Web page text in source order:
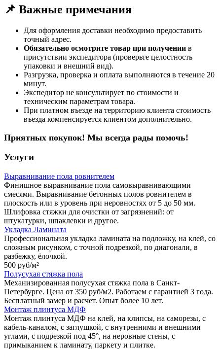
📌 Важные примечания
Для оформления доставки необходимо предоставить
точный адрес.
Обязательно осмотрите товар при получении в
присутствии экспедитора (проверьте целостность
упаковки и внешний вид).
Разгрузка, проверка и оплата выполняются в течение 20
минут.
Экспедитор не консультирует по стоимости и
техническим параметрам товара.
При платном въезде на территорию клиента стоимость
въезда компенсируется клиентом дополнительно.
Приятных покупок! Мы всегда рады помочь!
Услуги
Выравнивание пола ровнителем
Финишное выравнивание пола самовыравнивающими
смесями. Выравнивание бетонных полов ровнителем в
плоскость или в уровень при неровностях от 5 до 50 мм.
Шлифовка стяжки для очистки от загрязнений: от
штукатурки, шпаклевки и другое.
Укладка Ламината
Профессиональная укладка ламината на подложку, на клей, со
сложным рисунком, с точной подрезкой, по диагонали, в
разбежку, ёлочкой.
500 руб/м²
Полусухая стяжка пола
Механизированная полусухая стяжка пола в Санкт-
Петербурге. Цена от 350 руб/м2. Работаем с гарантией 3 года.
Бесплатный замер и расчет. Опыт более 10 лет.
Монтаж плинтуса МДФ
Монтаж плинтуса МДФ на клей, на клипсы, на саморезы, с
кабель-каналом, с заглушкой, с внутренними и внешними
углами, с подрезкой под 45°, на неровные стены, с
примыканием к ламинату, паркету и плитке.